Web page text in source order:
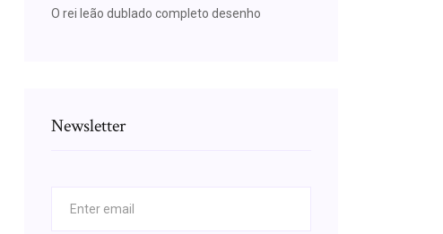
O rei leão dublado completo desenho
Newsletter